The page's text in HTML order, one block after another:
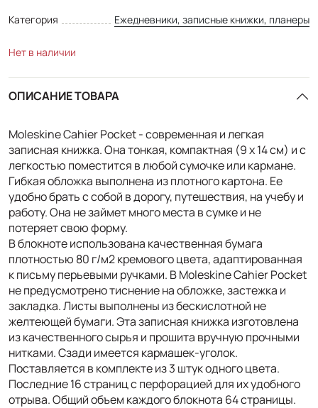
Категория
Ежедневники, записные книжки, планеры
Нет в наличии
ОПИСАНИЕ ТОВАРА
Moleskine Cahier Pocket - современная и легкая
записная книжка. Она тонкая, компактная (9 х 14 см) и с
легкостью поместится в любой сумочке или кармане.
Гибкая обложка выполнена из плотного картона. Ее
удобно брать с собой в дорогу, путешествия, на учебу и
работу. Она не займет много места в сумке и не
потеряет свою форму.
В блокноте использована качественная бумага
плотностью 80 г/м2 кремового цвета, адаптированная
к письму перьевыми ручками. В Moleskine Cahier Pocket
не предусмотрено тиснение на обложке, застежка и
закладка. Листы выполнены из бескислотной не
желтеющей бумаги. Эта записная книжка изготовлена
из качественного сырья и прошита вручную прочными
нитками. Сзади имеется кармашек-уголок.
Поставляется в комплекте из 3 штук одного цвета.
Последние 16 страниц с перфорацией для их удобного
отрыва. Общий объем каждого блокнота 64 страницы.